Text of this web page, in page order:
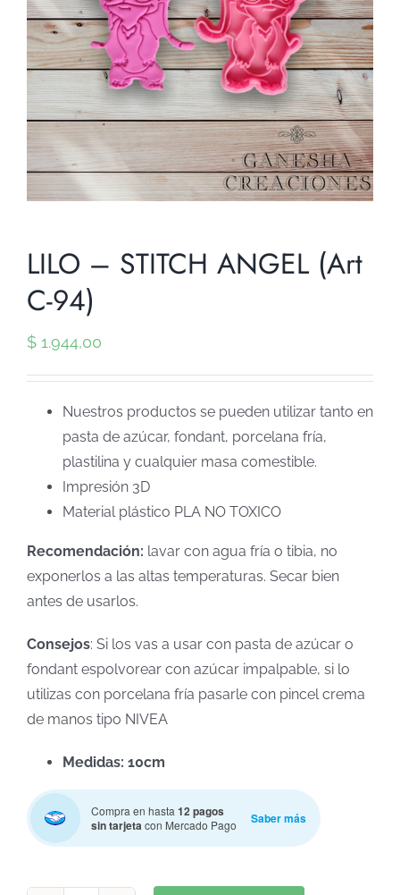
LILO – STITCH ANGEL (Art
C-94)
$ 1.944,00
Nuestros productos se pueden utilizar tanto en
pasta de azúcar, fondant, porcelana fría,
plastilina y cualquier masa comestible.
Impresión 3D
Material plástico PLA NO TOXICO
Recomendación: lavar con agua fría o tibia, no
exponerlos a las altas temperaturas. Secar bien
antes de usarlos.
Consejos: Si los vas a usar con pasta de azúcar o
fondant espolvorear con azúcar impalpable, si lo
utilizas con porcelana fría pasarle con pincel crema
de manos tipo NIVEA
Medidas: 10cm
Compra en hasta 12 pagos
sin tarjetacon Mercado Pago Saber más